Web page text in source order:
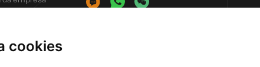
cookies
de fabricação